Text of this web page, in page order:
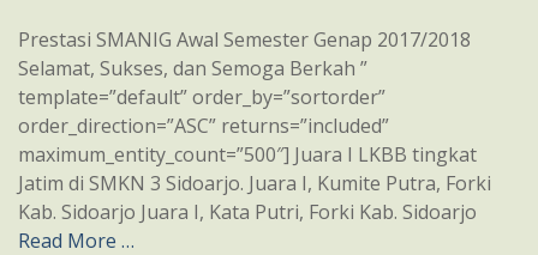
Prestasi SMANIG Awal Semester Genap 2017/2018
Selamat, Sukses, dan Semoga Berkah ”
template=”default” order_by=”sortorder”
order_direction=”ASC” returns=”included”
maximum_entity_count=”500″] Juara I LKBB tingkat
Jatim di SMKN 3 Sidoarjo. Juara I, Kumite Putra, Forki
Kab. Sidoarjo Juara I, Kata Putri, Forki Kab. Sidoarjo
Read More …